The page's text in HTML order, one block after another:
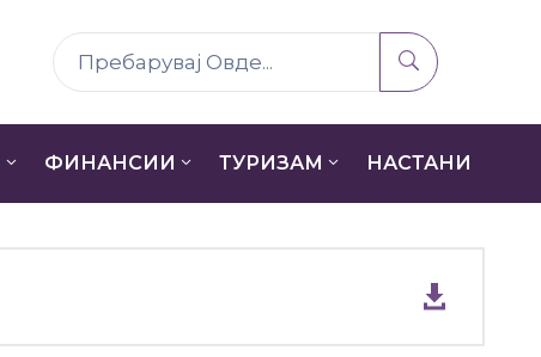
ФИНАНСИИ ТУРИЗАМ НАСТАНИ